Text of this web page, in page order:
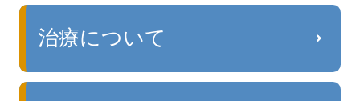
治療について